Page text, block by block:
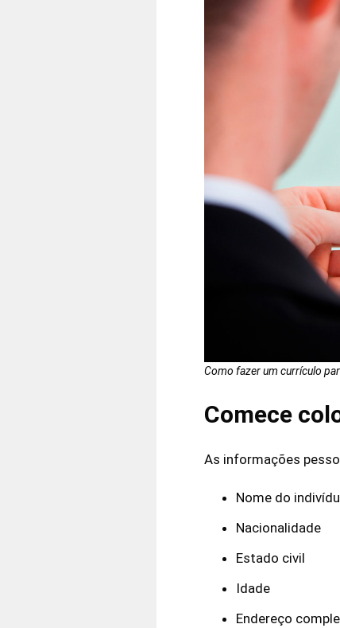
Como fazer um currículo
Comece
As informações
Nome do
Nacionalidade
Estado civil
Idade
Endereço